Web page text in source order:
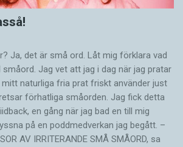
Ja, det är små ord. Låt mig förklara vad
Jag vet att jag i dag när jag pratar
naturliga fria prat friskt använder just
förhatliga småorden. Jag fick detta
en gång när jag bad en till mig
på en poddmedverkan jag begått. –
AV IRRITERANDE SMÅ SMÅORD, sa